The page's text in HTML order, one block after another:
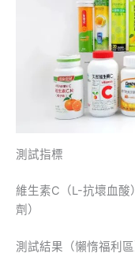
測試指標
維生素C（L-抗壞血酸
劑）
測試結果（懶惰福利區